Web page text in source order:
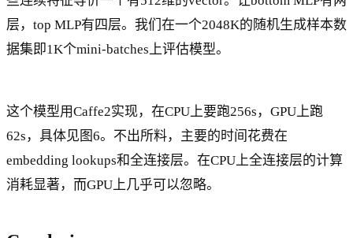
层，top MLP有四层。我们在一个2048K的随机生成样本数
据集即1K个mini-batches上评估模型。
这个模型用Caffe2实现，在CPU上要跑256s，GPU上跑
62s，具体见图6。不出所料，主要的时间花费在
embedding lookups和全连接层。在CPU上全连接层的计算
消耗显著，而GPU上几乎可以忽略。